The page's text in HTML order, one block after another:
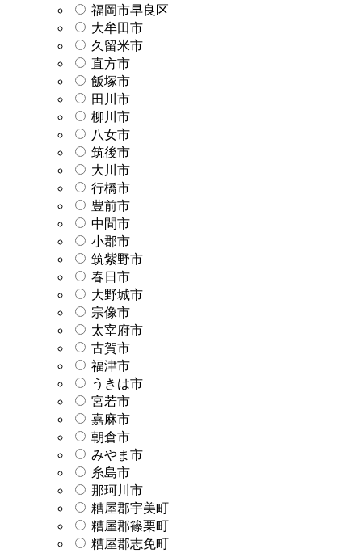
福岡市早良区
大牟田市
久留米市
直方市
飯塚市
田川市
柳川市
八女市
筑後市
大川市
行橋市
豊前市
中間市
小郡市
筑紫野市
春日市
大野城市
宗像市
太宰府市
古賀市
福津市
うきは市
宮若市
嘉麻市
朝倉市
みやま市
糸島市
那珂川市
糟屋郡宇美町
糟屋郡篠栗町
糟屋郡志免町